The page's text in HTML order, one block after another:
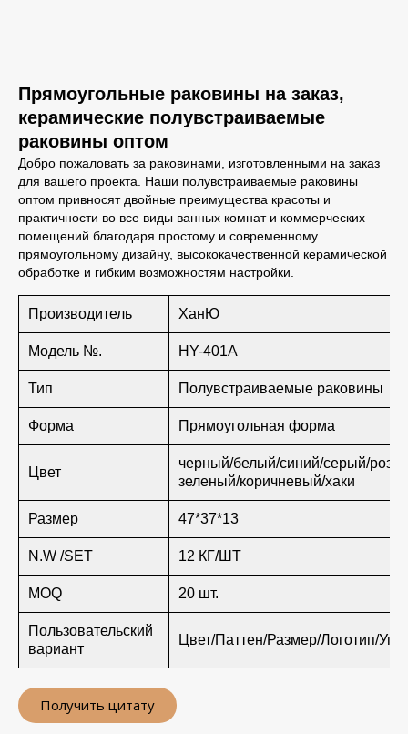
Прямоугольные раковины на заказ,
керамические полувстраиваемые
раковины оптом
Добро пожаловать за раковинами, изготовленными на заказ
для вашего проекта. Наши полувстраиваемые раковины
оптом привносят двойные преимущества красоты и
практичности во все виды ванных комнат и коммерческих
помещений благодаря простому и современному
прямоугольному дизайну, высококачественной керамической
обработке и гибким возможностям настройки.
Производитель ХанЮ
Модель №. HY-401A
Тип Полувстраиваемые раковины
Форма Прямоугольная форма
Цвет
черный/белый/синий/серый/
зеленый/коричневый/хаки
Размер 47*37*13
N.W /SET 12 КГ/ШТ
MOQ 20 шт.
Пользовательский
вариант
Цвет/Паттен/Размер/Логотип/
Получить цитату